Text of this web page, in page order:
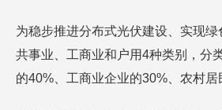
为稳步推进分布式光伏建设、实现
共事业、工商业和户用4种类别，分
的40%、工商业企业的30%、农村